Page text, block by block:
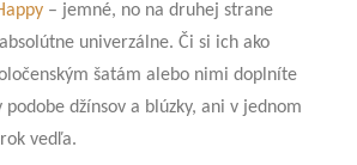
– jemné, no na druhej strane
univerzálne. Či si ich ako
šatám alebo nimi doplníte
džínsov a blúzky, ani v jednom
vedľa.